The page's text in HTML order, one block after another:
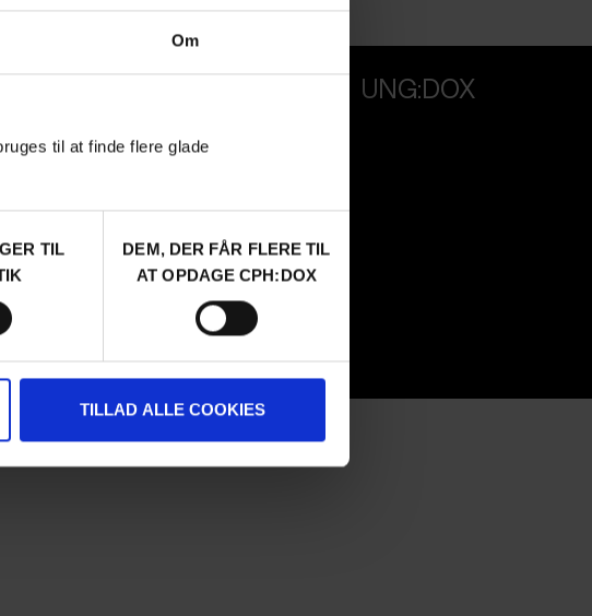
Om
til at finde flere glade
TIL
DEM, DER FÅR FLERE TIL
AT OPDAGE CPH:DOX
TILLAD ALLE COOKIES
Attend
Guestlist
Submit
CPH:INDUSTRY newsletter
Internships
UNG:DOX